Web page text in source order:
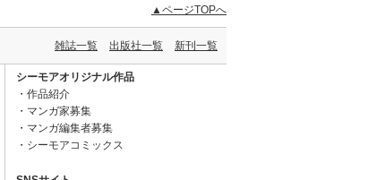
▲ページTOPへ
雑誌一覧 出版社一覧 新刊一覧
シーモアオリジナル作品
作品紹介
マンガ家募集
マンガ編集者募集
シーモアコミックス